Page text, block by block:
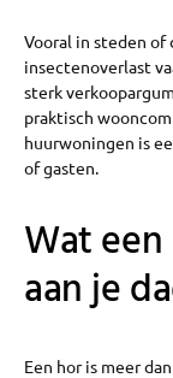
Vooral in steden
insectenoverlast
sterk
praktisch
huurwoningen is
of gasten.
Wat
aan je
Een hor is meer